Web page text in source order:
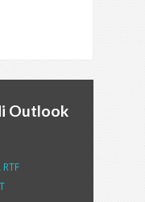
Outlook
RTF